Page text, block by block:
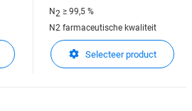
N2 ≥ 99,5 %
N2 farmaceutische kwaliteit
Selecteer product